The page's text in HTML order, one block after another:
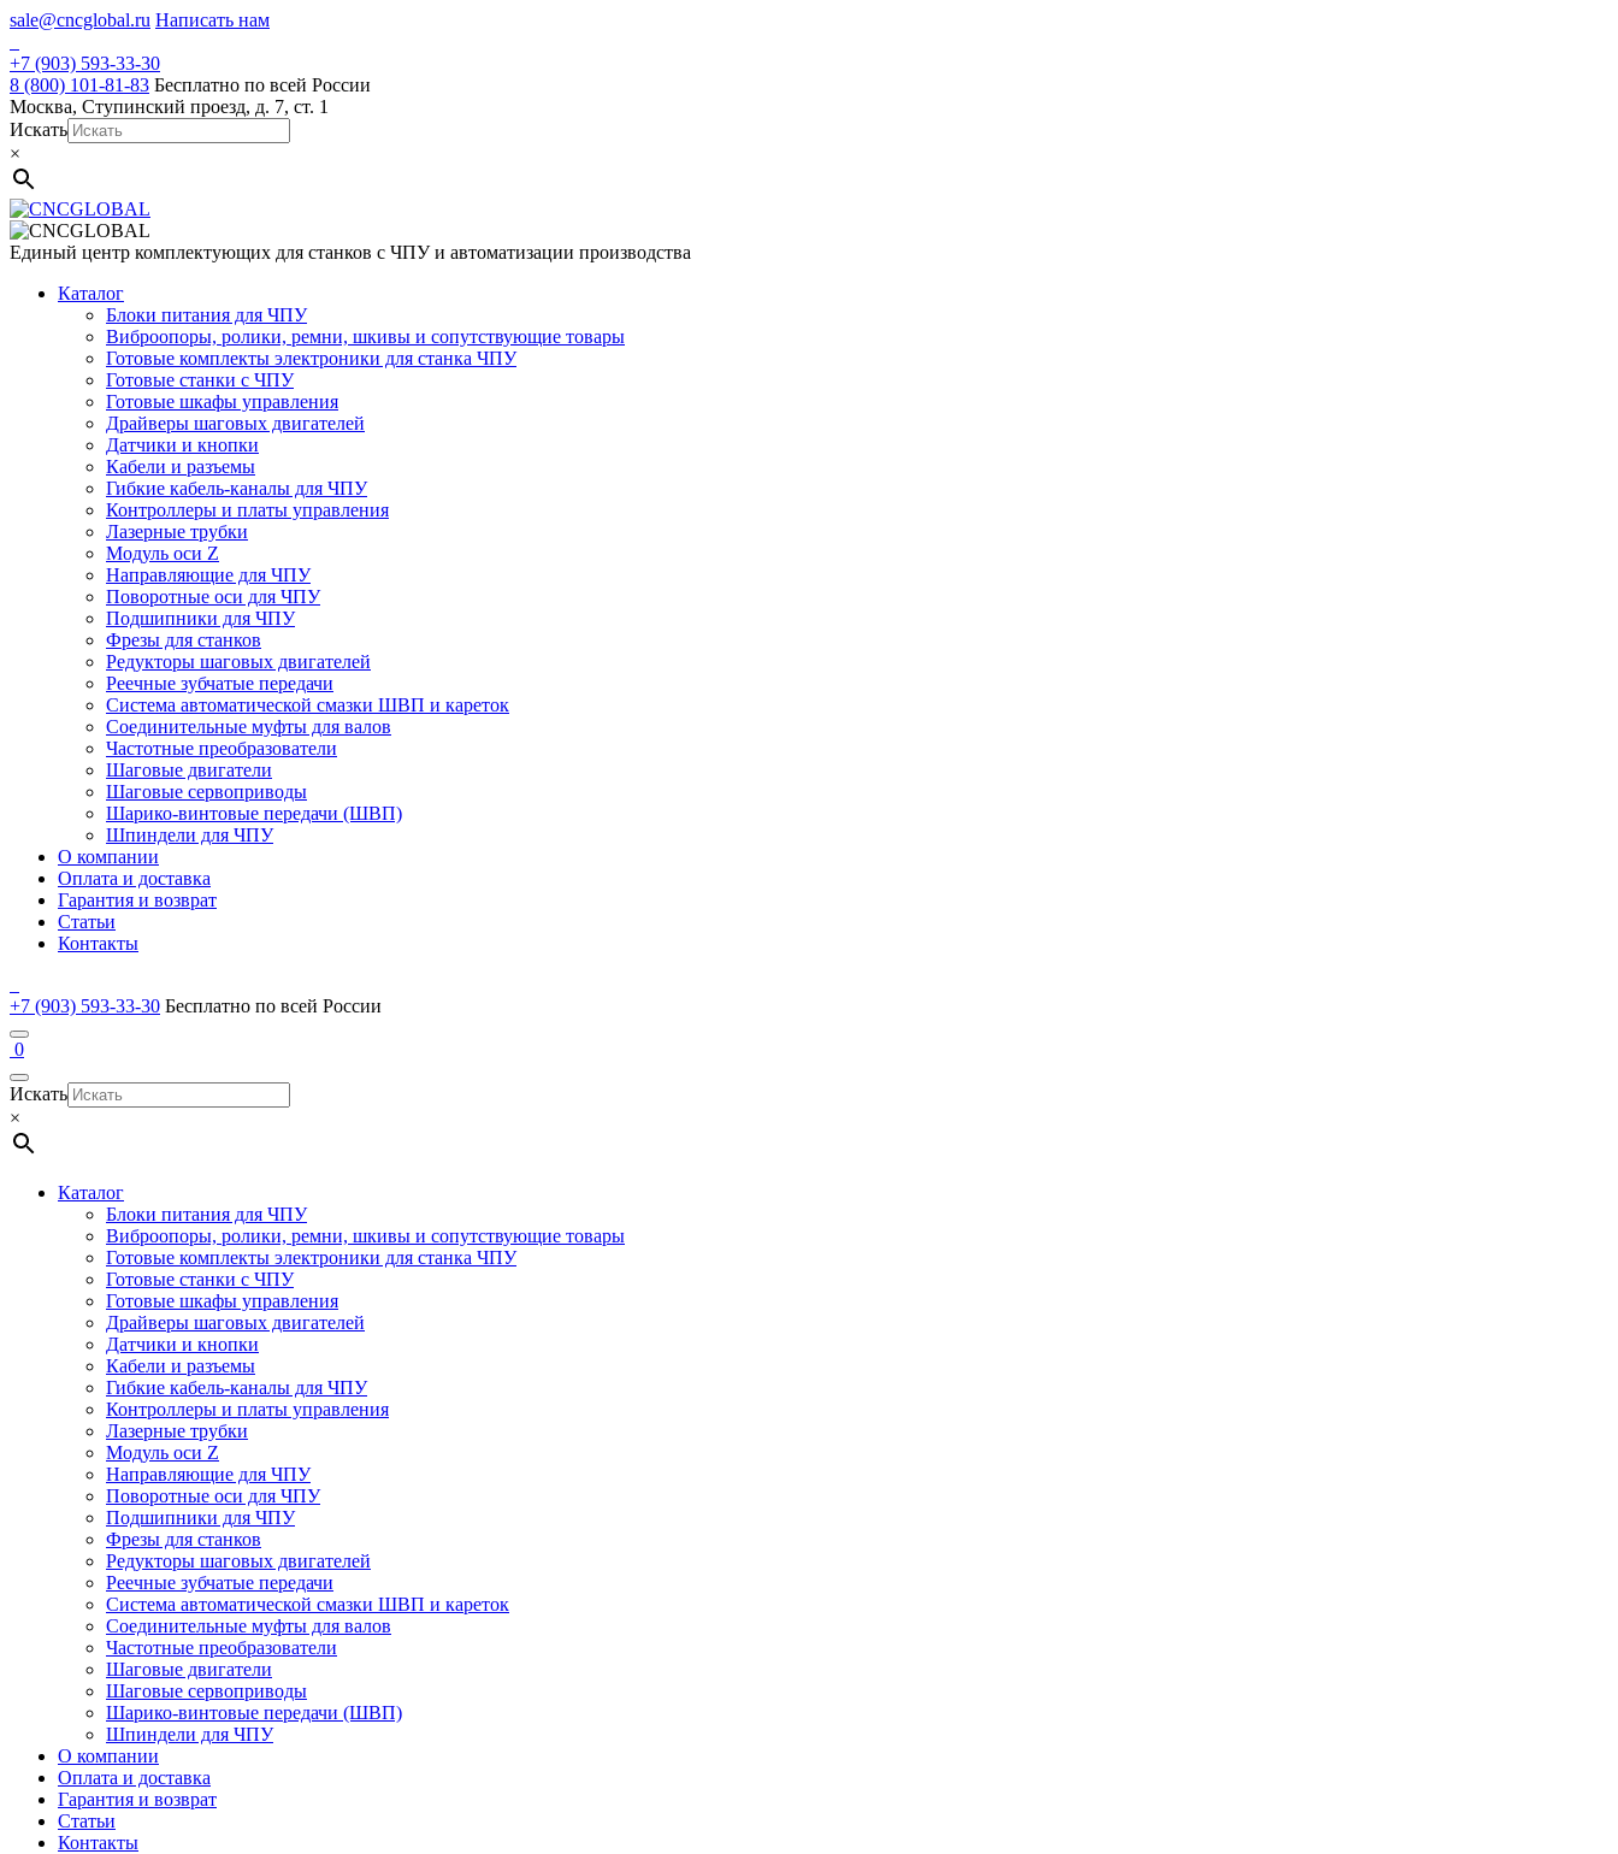
Skip
content
sale@cncglobal.ru Написать нам
+7 (903) 593-33-30
8 (800) 101-81-83 Бесплатно по всей России
Москва, Ступинский проезд, д. 7, ст. 1
Искать
×
Единый центр комплектующих для станков с ЧПУ и автоматизации производства
Каталог
Блоки питания для ЧПУ
Виброопоры, ролики, ремни, шкивы и сопутствующие товары
Готовые комплекты электроники для станка ЧПУ
Готовые станки с ЧПУ
Готовые шкафы управления
Драйверы шаговых двигателей
Датчики и кнопки
Кабели и разъемы
Гибкие кабель-каналы для ЧПУ
Контроллеры и платы управления
Лазерные трубки
Модуль оси Z
Направляющие для ЧПУ
Поворотные оси для ЧПУ
Подшипники для ЧПУ
Фрезы для станков
Редукторы шаговых двигателей
Реечные зубчатые передачи
Система автоматической смазки ШВП и кареток
Соединительные муфты для валов
Частотные преобразователи
Шаговые двигатели
Шаговые сервоприводы
Шарико-винтовые передачи (ШВП)
Шпиндели для ЧПУ
О компании
Оплата и доставка
Гарантия и возврат
Статьи
Контакты
+7 (903) 593-33-30 Бесплатно по всей России
0
Искать
×
Каталог
Блоки питания для ЧПУ
Виброопоры, ролики, ремни, шкивы и сопутствующие товары
Готовые комплекты электроники для станка ЧПУ
Готовые станки с ЧПУ
Готовые шкафы управления
Драйверы шаговых двигателей
Датчики и кнопки
Кабели и разъемы
Гибкие кабель-каналы для ЧПУ
Контроллеры и платы управления
Лазерные трубки
Модуль оси Z
Направляющие для ЧПУ
Поворотные оси для ЧПУ
Подшипники для ЧПУ
Фрезы для станков
Редукторы шаговых двигателей
Реечные зубчатые передачи
Система автоматической смазки ШВП и кареток
Соединительные муфты для валов
Частотные преобразователи
Шаговые двигатели
Шаговые сервоприводы
Шарико-винтовые передачи (ШВП)
Шпиндели для ЧПУ
О компании
Оплата и доставка
Гарантия и возврат
Статьи
Контакты